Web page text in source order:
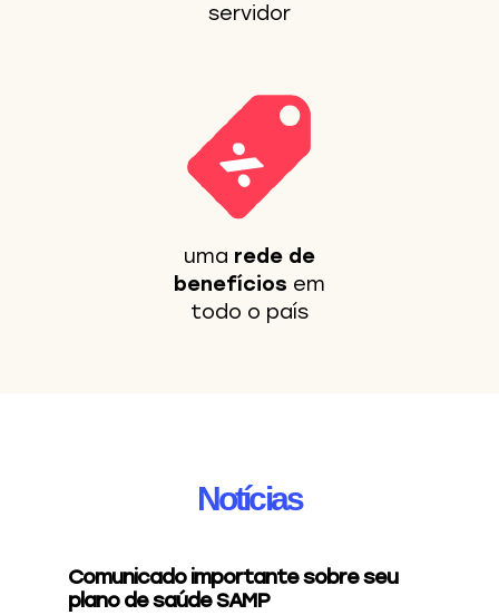
servidor
uma rede de
benefícios em
todo o país
Notícias
Comunicado importante sobre seu
plano de saúde SAMP